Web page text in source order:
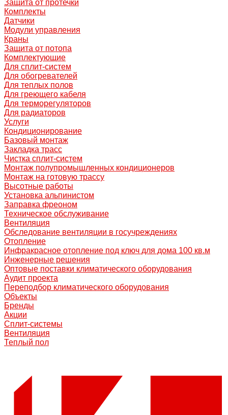
Защита от протечки
Комплекты
Датчики
Модули управления
Краны
Защита от потопа
Комплектующие
Для сплит-систем
Для обогревателей
Для теплых полов
Для греющего кабеля
Для терморегуляторов
Для радиаторов
Услуги
Кондиционирование
Базовый монтаж
Закладка трасс
Чистка сплит-систем
Монтаж полупромышленных кондиционеров
Монтаж на готовую трассу
Высотные работы
Установка альпинистом
Заправка фреоном
Техническое обслуживание
Вентиляция
Обследование вентиляции в госучреждениях
Отопление
Инфракрасное отопление под ключ для дома 100 кв.м
Инженерные решения
Оптовые поставки климатического оборудования
Аудит проекта
Переподбор климатического оборудования
Объекты
Бренды
Акции
Сплит-системы
Вентиляция
Теплый пол